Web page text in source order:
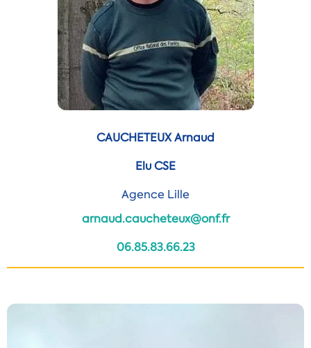
CAUCHETEUX Arnaud
Elu CSE
Agence Lille
arnaud.caucheteux@onf.fr
06.85.83.66.23